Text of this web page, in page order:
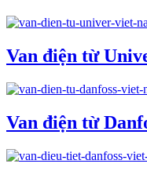
Van điện từ
Van điện từ